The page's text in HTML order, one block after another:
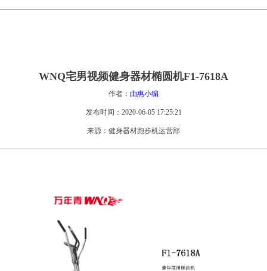
WNQ宅男视频健身器材椭圆机F1-7618A
作者： 由惠小编
发布时间：2020-06-05 17:25:21
来源：健身器材跑步机运营部